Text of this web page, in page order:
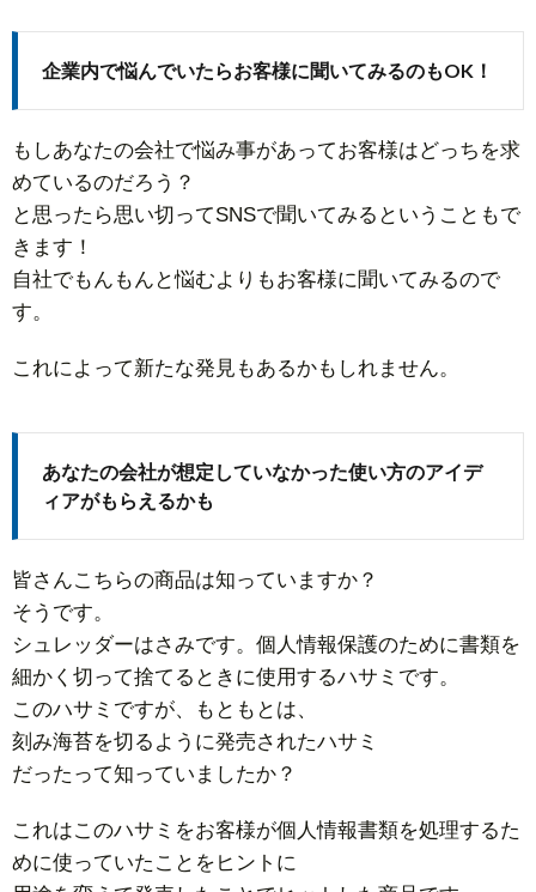
企業内で悩んでいたらお客様に聞いてみるのもOK！
もしあなたの会社で悩み事があってお客様はどっちを求
めているのだろう？
と思ったら思い切ってSNSで聞いてみるということもで
きます！
自社でもんもんと悩むよりもお客様に聞いてみるので
す。
これによって新たな発見もあるかもしれません。
あなたの会社が想定していなかった使い方のアイデ
ィアがもらえるかも
皆さんこちらの商品は知っていますか？
そうです。
シュレッダーはさみです。個人情報保護のために書類を
細かく切って捨てるときに使用するハサミです。
このハサミですが、もともとは、
刻み海苔を切るように発売されたハサミ
だったって知っていましたか？
これはこのハサミをお客様が個人情報書類を処理するた
めに使っていたことをヒントに